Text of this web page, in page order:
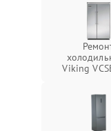
Viking